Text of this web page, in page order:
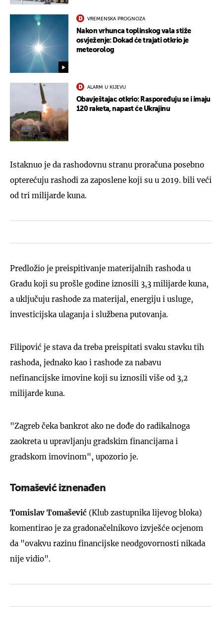
VREMENSKA PROGNOZA
Nakon vrhunca toplinskog vala stiže
osvježenje: Dokad će trajati otkrio je
meteorolog
ALARM U KIJEVU
Obavještajac otkrio: Raspoređuju se i imaju
120 raketa, napast će Ukrajinu
Istaknuo je da rashodovnu stranu proračuna posebno
opterećuju rashodi za zaposlene koji su u 2019. bili veći
od tri milijarde kuna.
Predložio je preispitivanje materijalnih rashoda u
Gradu koji su prošle godine iznosili 3,3 milijarde kuna,
a uključuju rashode za materijal, energiju i usluge,
investicijska ulaganja i službena putovanja.
Filipović je stava da treba preispitati svaku stavku tih
rashoda, jednako kao i rashode za nabavu
nefinancijske imovine koji su iznosili više od 3,2
milijarde kuna.
"Zagreb čeka bankrot ako ne dođe do radikalnoga
zaokreta u upravljanju gradskim financijama i
gradskom imovinom", upozorio je.
Tomašević iznenađen
Tomislav Tomašević (Klub zastupnika lijevog bloka)
komentirao je za gradonačelnikovo izvješće ocjenom
da "ovakvu razinu financijske neodgovornosti nikada
nije vidio".